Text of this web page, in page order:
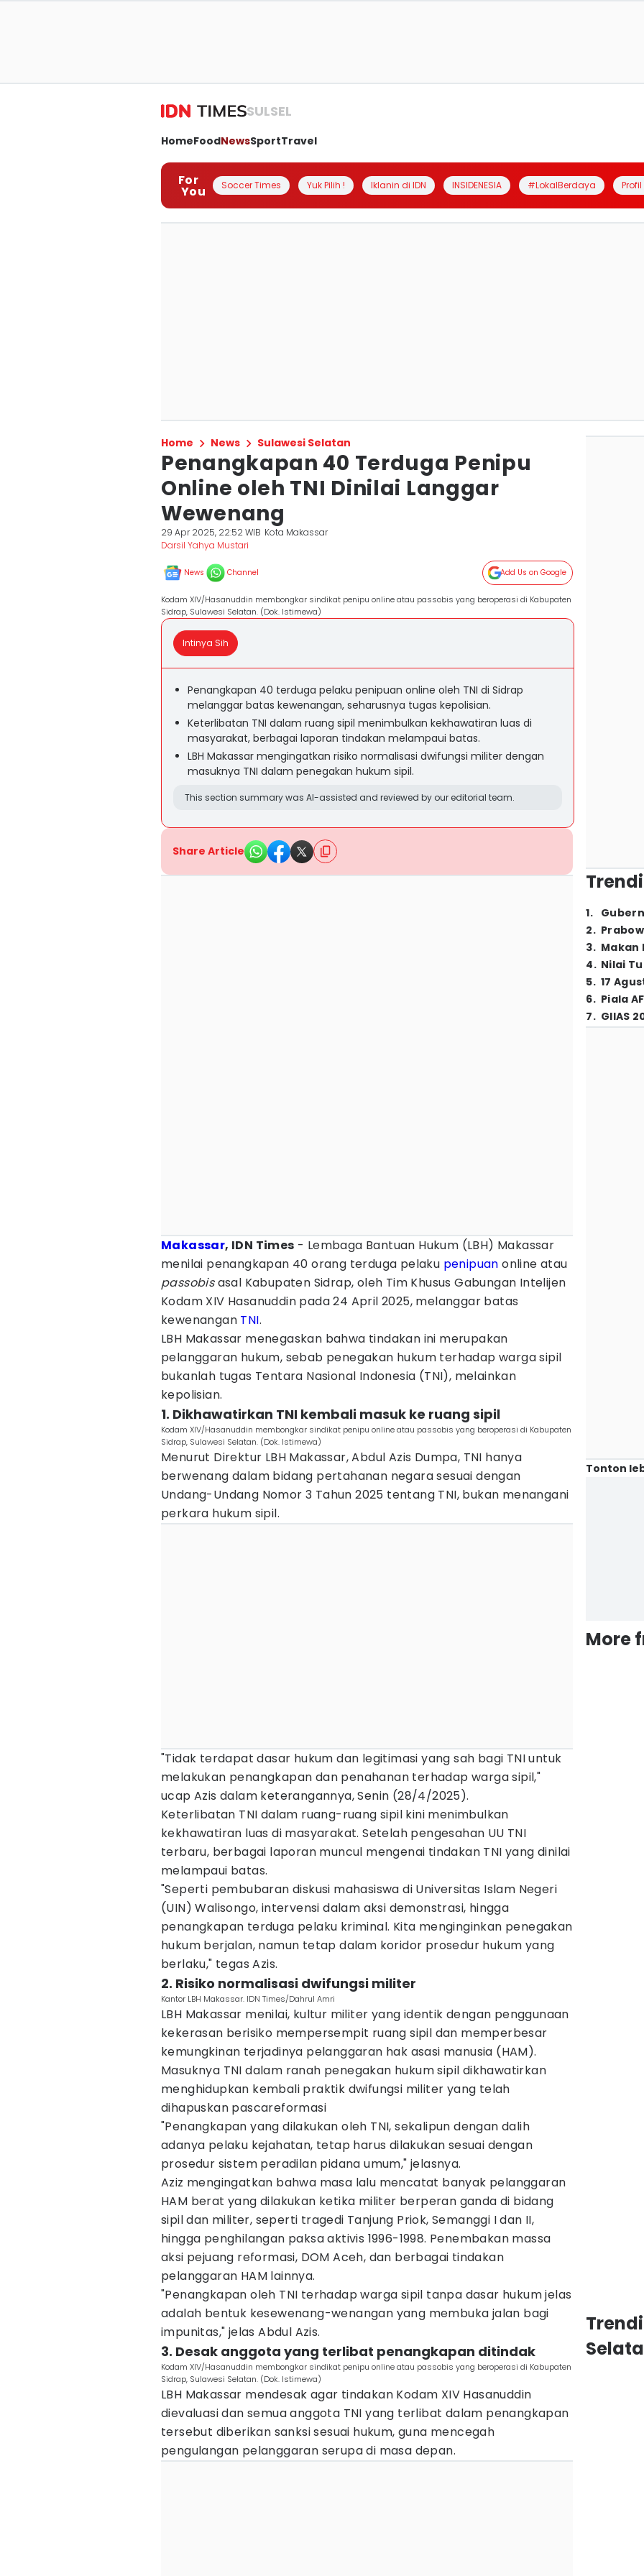
SULSEL
HomeFoodNewsSportTravel
For
You Soccer Times Yuk Pilih ! Iklanin di IDN INSIDENESIA #LokalBerdaya
Home News Sulawesi Selatan
Penangkapan 40 Terduga Penipu
Online oleh TNI Dinilai Langgar
Wewenang
29 Apr 2025, 22:52 WIB Kota Makassar
Darsil Yahya Mustari
News Channel Add Us on Google
Kodam XIV/Hasanuddin membongkar sindikat penipu online atau passobis yang beroperasi di Kabupaten
Sidrap, Sulawesi Selatan. (Dok. Istimewa)
Intinya Sih
Penangkapan 40 terduga pelaku penipuan online oleh TNI di Sidrap
melanggar batas kewenangan, seharusnya tugas kepolisian.
Keterlibatan TNI dalam ruang sipil menimbulkan kekhawatiran luas di
masyarakat, berbagai laporan tindakan melampaui batas.
LBH Makassar mengingatkan risiko normalisasi dwifungsi militer dengan
masuknya TNI dalam penegakan hukum sipil.
This section summary was AI-assisted and reviewed by our editorial team.
Share Article
Makassar, IDN Times - Lembaga Bantuan Hukum (LBH) Makassar
menilai penangkapan 40 orang terduga pelaku penipuan online atau
passobisasal Kabupaten Sidrap, oleh Tim Khusus Gabungan Intelijen
Kodam XIV Hasanuddin pada 24 April 2025, melanggar batas
kewenangan TNI.
LBH Makassar menegaskan bahwa tindakan ini merupakan
pelanggaran hukum, sebab penegakan hukum terhadap warga sipil
bukanlah tugas Tentara Nasional Indonesia (TNI), melainkan
kepolisian.
1. Dikhawatirkan TNI kembali masuk ke ruang sipil
Kodam XIV/Hasanuddin membongkar sindikat penipu online atau passobis yang beroperasi di Kabupaten
Sidrap, Sulawesi Selatan. (Dok. Istimewa)
Menurut Direktur LBH Makassar, Abdul Azis Dumpa, TNI hanya
berwenang dalam bidang pertahanan negara sesuai dengan
Undang-Undang Nomor 3 Tahun 2025 tentang TNI, bukan menangani
perkara hukum sipil.
"Tidak terdapat dasar hukum dan legitimasi yang sah bagi TNI untuk
melakukan penangkapan dan penahanan terhadap warga sipil,"
ucap Azis dalam keterangannya, Senin (28/4/2025).
Keterlibatan TNI dalam ruang-ruang sipil kini menimbulkan
kekhawatiran luas di masyarakat. Setelah pengesahan UU TNI
terbaru, berbagai laporan muncul mengenai tindakan TNI yang dinilai
melampaui batas.
"Seperti pembubaran diskusi mahasiswa di Universitas Islam Negeri
(UIN) Walisongo, intervensi dalam aksi demonstrasi, hingga
penangkapan terduga pelaku kriminal. Kita menginginkan penegakan
hukum berjalan, namun tetap dalam koridor prosedur hukum yang
berlaku," tegas Azis.
2. Risiko normalisasi dwifungsi militer
Kantor LBH Makassar. IDN Times/Dahrul Amri
LBH Makassar menilai, kultur militer yang identik dengan penggunaan
kekerasan berisiko mempersempit ruang sipil dan memperbesar
kemungkinan terjadinya pelanggaran hak asasi manusia (HAM).
Masuknya TNI dalam ranah penegakan hukum sipil dikhawatirkan
menghidupkan kembali praktik dwifungsi militer yang telah
dihapuskan pascareformasi
"Penangkapan yang dilakukan oleh TNI, sekalipun dengan dalih
adanya pelaku kejahatan, tetap harus dilakukan sesuai dengan
prosedur sistem peradilan pidana umum," jelasnya.
Aziz mengingatkan bahwa masa lalu mencatat banyak pelanggaran
HAM berat yang dilakukan ketika militer berperan ganda di bidang
sipil dan militer, seperti tragedi Tanjung Priok, Semanggi I dan II,
hingga penghilangan paksa aktivis 1996-1998. Penembakan massa
aksi pejuang reformasi, DOM Aceh, dan berbagai tindakan
pelanggaran HAM lainnya.
"Penangkapan oleh TNI terhadap warga sipil tanpa dasar hukum jelas
adalah bentuk kesewenang-wenangan yang membuka jalan bagi
impunitas," jelas Abdul Azis.
3. Desak anggota yang terlibat penangkapan ditindak
Kodam XIV/Hasanuddin membongkar sindikat penipu online atau passobis yang beroperasi di Kabupaten
Sidrap, Sulawesi Selatan. (Dok. Istimewa)
LBH Makassar mendesak agar tindakan Kodam XIV Hasanuddin
dievaluasi dan semua anggota TNI yang terlibat dalam penangkapan
tersebut diberikan sanksi sesuai hukum, guna mencegah
pengulangan pelanggaran serupa di masa depan.
1.
2.
3. Makan
4. Nilai
5. 17
6. Piala
7. GIIAS
Tonton
More